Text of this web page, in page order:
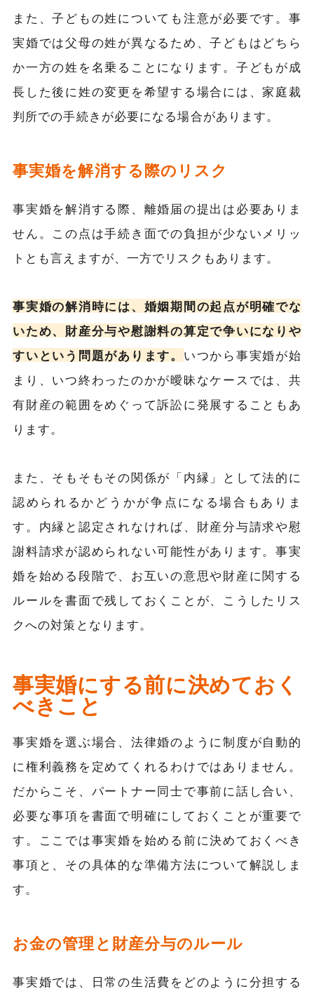
また、子どもの姓についても注意が必要です。事
実婚では父母の姓が異なるため、子どもはどちら
か一方の姓を名乗ることになります。子どもが成
長した後に姓の変更を希望する場合には、家庭裁
判所での手続きが必要になる場合があります。
事実婚を解消する際のリスク
事実婚を解消する際、離婚届の提出は必要ありま
せん。この点は手続き面での負担が少ないメリッ
トとも言えますが、一方でリスクもあります。
事実婚の解消時には、婚姻期間の起点が明確でな
いため、財産分与や慰謝料の算定で争いになりや
すいという問題があります。 いつから事実婚が始
まり、いつ終わったのかが曖昧なケースでは、共
有財産の範囲をめぐって訴訟に発展することもあ
ります。
また、そもそもその関係が「内縁」として法的に
認められるかどうかが争点になる場合もありま
す。内縁と認定されなければ、財産分与請求や慰
謝料請求が認められない可能性があります。事実
婚を始める段階で、お互いの意思や財産に関する
ルールを書面で残しておくことが、こうしたリス
クへの対策となります。
事実婚にする前に決めておく
べきこと
事実婚を選ぶ場合、法律婚のように制度が自動的
に権利義務を定めてくれるわけではありません。
だからこそ、パートナー同士で事前に話し合い、
必要な事項を書面で明確にしておくことが重要で
す。ここでは事実婚を始める前に決めておくべき
事項と、その具体的な準備方法について解説しま
す。
お金の管理と財産分与のルール
事実婚では、日常の生活費をどのように分担する